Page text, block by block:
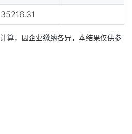
35216.31
算，因企业缴纳各异，本结果仅供参